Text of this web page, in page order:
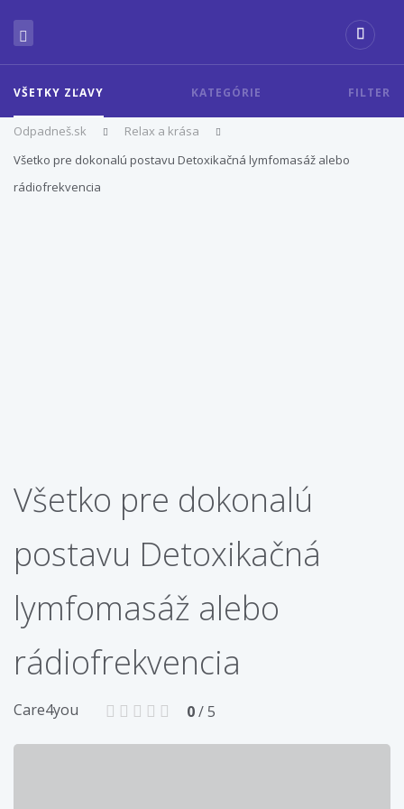
VŠETKY ZĽAVY KATEGÓRIE FILTER
Odpadneš.sk
Relax a krása
Všetko pre dokonalú postavu Detoxikačná lymfomasáž alebo
rádiofrekvencia
Všetko pre dokonalú
postavu Detoxikačná
lymfomasáž alebo
rádiofrekvencia
Care4you 0/ 5